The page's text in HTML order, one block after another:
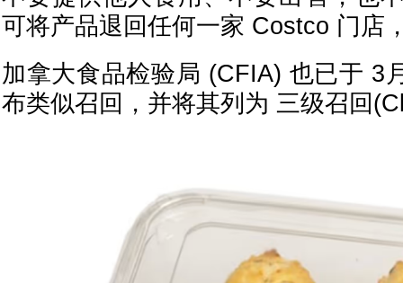
可将产品退回任何一家 Costco 门店
加拿大食品检验局 (CFIA) 也已于 3
布类似召回，并将其列为 三级召回